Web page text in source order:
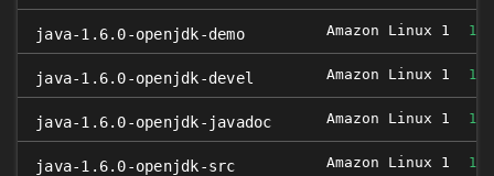
java-1.6.0-openjdk-demo Amazon Linux 1
java-1.6.0-openjdk-devel Amazon Linux 1
java-1.6.0-openjdk-javadoc Amazon Linux 1
java-1.6.0-openjdk-src Amazon Linux 1